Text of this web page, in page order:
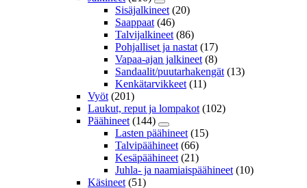
Sisäjalkineet (20)
Saappaat (46)
Talvijalkineet (86)
Pohjalliset ja nastat (17)
Vapaa-ajan jalkineet (8)
Sandaalit/puutarhakengät (13)
Kenkätarvikkeet (11)
Vyöt (201)
Laukut, reput ja lompakot (102)
Päähineet (144)
Lasten päähineet (15)
Talvipäähineet (66)
Kesäpäähineet (21)
Juhla- ja naamiaispäähineet (10)
Käsineet (51)